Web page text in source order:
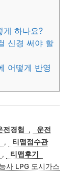
게 하나요?
신경 써야 할
어떻게 반영
전경험 ,
운전
,
티맵점수관
,
티맵후기
사 LPG 도시가스